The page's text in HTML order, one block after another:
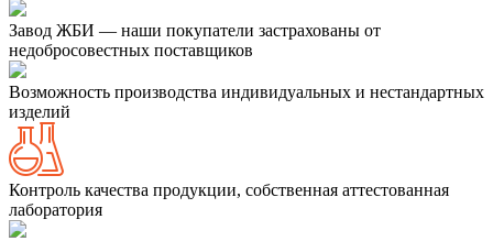
Завод ЖБИ — наши покупатели застрахованы от
недобросовестных поставщиков
Возможность производства индивидуальных и нестандартных
изделий
Контроль качества продукции, собственная аттестованная
лаборатория